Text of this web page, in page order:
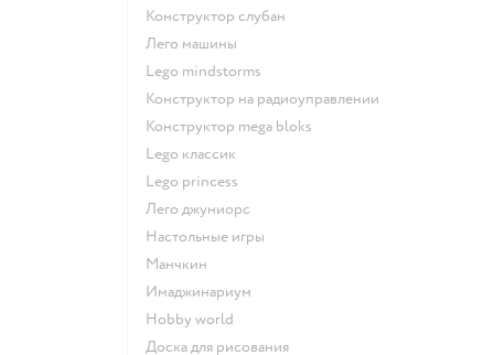
Конструктор слубан
Лего машины
Lego mindstorms
Конструктор на радиоуправлении
Конструктор mega bloks
Lego классик
Lego princess
Лего джуниорс
Настольные игры
Манчкин
Имаджинариум
Hobby world
Доска для рисования